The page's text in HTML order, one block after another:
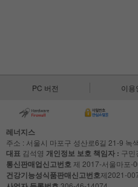
PC 버전 이용
레너지스
주소 : 서울시 마포구 성산로6길 21-9 녹
대표 김석영 개인정보 보호 책임자 : 구민
통신판매업신고번호제 2017-서울마포-
건강기능성식품판매신고번호제2021-